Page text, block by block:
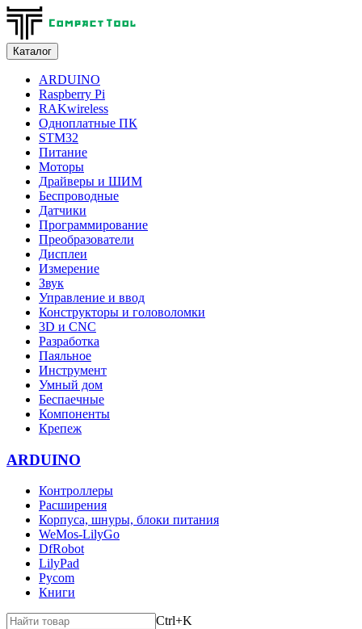
Каталог
ARDUINO
Raspberry Pi
RAKwireless
Одноплатные ПК
STM32
Питание
Моторы
Драйверы и ШИМ
Беспроводные
Датчики
Программирование
Преобразователи
Дисплеи
Измерение
Звук
Управление и ввод
Конструкторы и головоломки
3D и CNC
Разработка
Паяльное
Инструмент
Умный дом
Беспаечные
Компоненты
Крепеж
ARDUINO
Контроллеры
Расширения
Корпуса, шнуры, блоки питания
WeMos-LilyGo
DfRobot
LilyPad
Pycom
Книги
Ctrl+K